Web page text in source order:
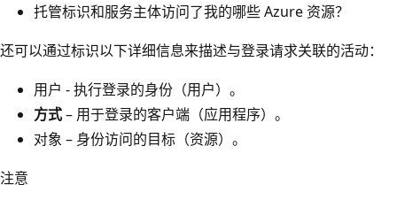
托管标识和服务主体访问了我的哪些 Azure 资源？
还可以通过标识以下详细信息来描述与登录请求关联的活动：
用户 - 执行登录的身份（用户）。
方式– 用于登录的客户端（应用程序）。
对象 – 身份访问的目标（资源）。
注意